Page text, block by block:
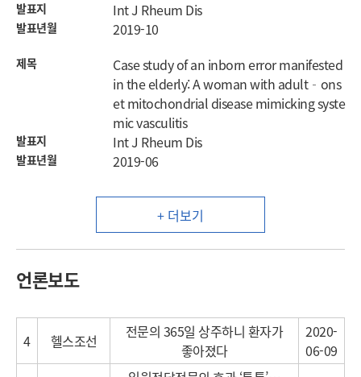
발표지 Int J Rheum Dis
발표년월 2019-10
제목
Case study of an inborn error manifested
in the elderly: A woman with adult‐ons
et mitochondrial disease mimicking syste
mic vasculitis
발표지 Int J Rheum Dis
발표년월 2019-06
+ 더보기
언론보도
4 헬스조선
전문의 365일 상주하니 환자가
좋아졌다
2020-
06-09